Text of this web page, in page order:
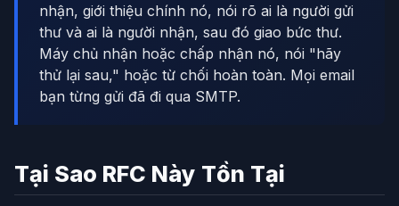
nhận, giới thiệu chính nó, nói rõ ai là người gửi
thư và ai là người nhận, sau đó giao bức thư.
Máy chủ nhận hoặc chấp nhận nó, nói "hãy
thử lại sau," hoặc từ chối hoàn toàn. Mọi email
bạn từng gửi đã đi qua SMTP.
Tại Sao RFC Này Tồn Tại